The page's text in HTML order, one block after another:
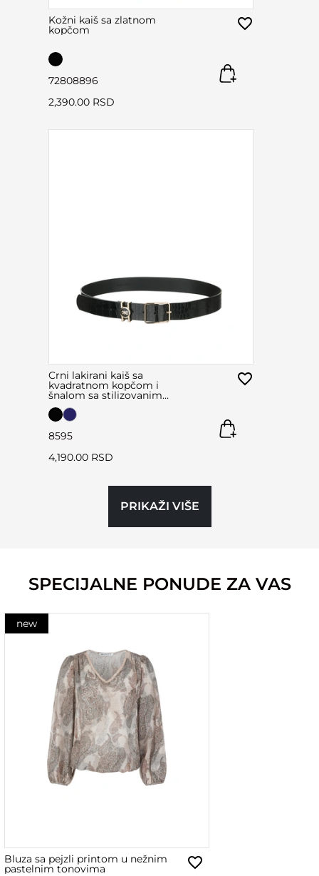
Kožni kaiš sa zlatnom
kopčom
72808896
2,390.00 RSD
Crni lakirani kaiš sa
kvadratnom kopčom i
šnalom sa stilizovanim
logom u crnoj i zlatnoj boji
8595
4,190.00 RSD
PRIKAŽI VIŠE
SPECIJALNE PONUDE ZA VAS
new
Bluza sa pejzli printom u nežnim
pastelnim tonovima